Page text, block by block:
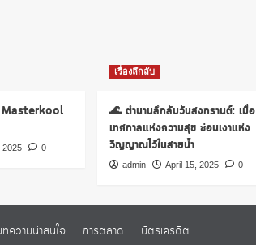
Masterkool
2025 0
เรื่องลึกลับ
🌊 ตำนานลึกลับวันสงกรานต์: เมื่อ
เทศกาลแห่งความสุข ซ่อนเงาแห่ง
วิญญาณไว้ในสายน้ำ
admin April 15, 2025 0
ความน่าสนใจ การตลาด บัตรเครดิต